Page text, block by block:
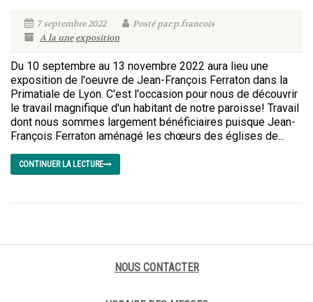
7 septembre 2022
Posté par:p.francois
A la une exposition
Du 10 septembre au 13 novembre 2022 aura lieu une
exposition de l'oeuvre de Jean-François Ferraton dans la
Primatiale de Lyon. C'est l'occasion pour nous de découvrir
le travail magnifique d'un habitant de notre paroisse! Travail
dont nous sommes largement bénéficiaires puisque Jean-
François Ferraton aménagé les chœurs des églises de...
CONTINUER LA LECTURE
NOUS CONTACTER